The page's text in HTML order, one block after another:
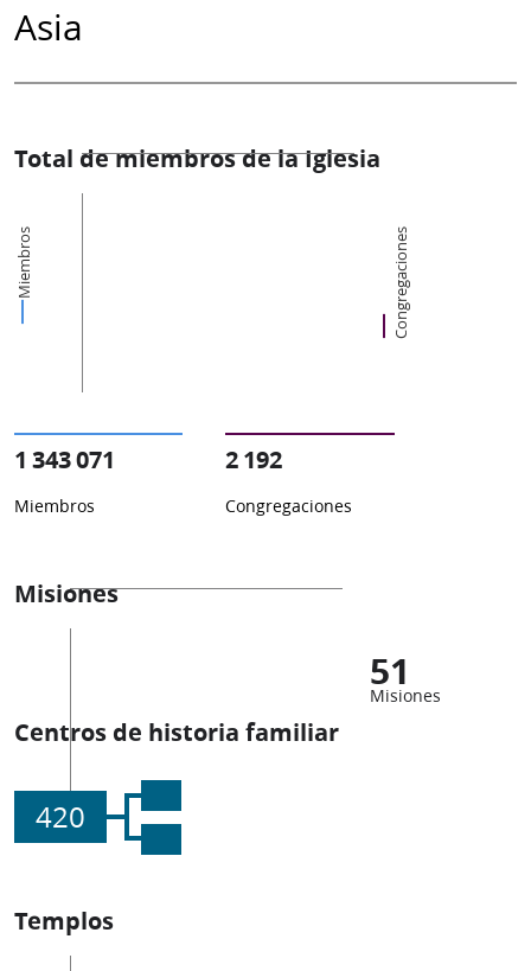
Asia
Total de miembros de la Iglesia
Miembros Congregaciones
1 343 071
Miembros
2 192
Congregaciones
Misiones
51
Misiones
Centros de historia familiar
420
Templos